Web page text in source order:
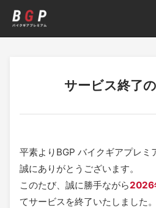
サービス終了
BGP バイクギアプ
平素よりBGP バイクギアプレミ
誠にありがとうございます。
このたび、誠に勝手ながら2026
てサービスを終了いたしました。